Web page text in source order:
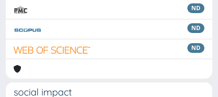
ND
ND
ND
social impact